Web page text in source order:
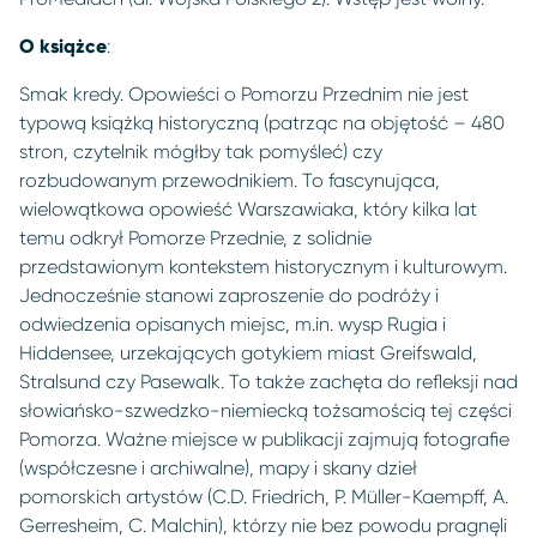
O książce:
Smak kredy. Opowieści o Pomorzu Przednim nie jest
typową książką historyczną (patrząc na objętość – 480
stron, czytelnik mógłby tak pomyśleć) czy
rozbudowanym przewodnikiem. To fascynująca,
wielowątkowa opowieść Warszawiaka, który kilka lat
temu odkrył Pomorze Przednie, z solidnie
przedstawionym kontekstem historycznym i kulturowym.
Jednocześnie stanowi zaproszenie do podróży i
odwiedzenia opisanych miejsc, m.in. wysp Rugia i
Hiddensee, urzekających gotykiem miast Greifswald,
Stralsund czy Pasewalk. To także zachęta do refleksji nad
słowiańsko-szwedzko-niemiecką tożsamością tej części
Pomorza. Ważne miejsce w publikacji zajmują fotografie
(współczesne i archiwalne), mapy i skany dzieł
pomorskich artystów (C.D. Friedrich, P. Müller-Kaempff, A.
Gerresheim, C. Malchin), którzy nie bez powodu pragnęli